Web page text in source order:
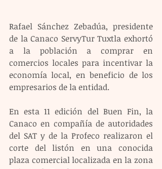
Rafael Sánchez Zebadúa, presidente
de la Canaco ServyTur Tuxtla exhortó
a la población a comprar en
comercios locales para incentivar la
economía local, en beneficio de los
empresarios de la entidad.
En esta 11 edición del Buen Fin, la
Canaco en compañía de autoridades
del SAT y de la Profeco realizaron el
corte del listón en una conocida
plaza comercial localizada en la zona